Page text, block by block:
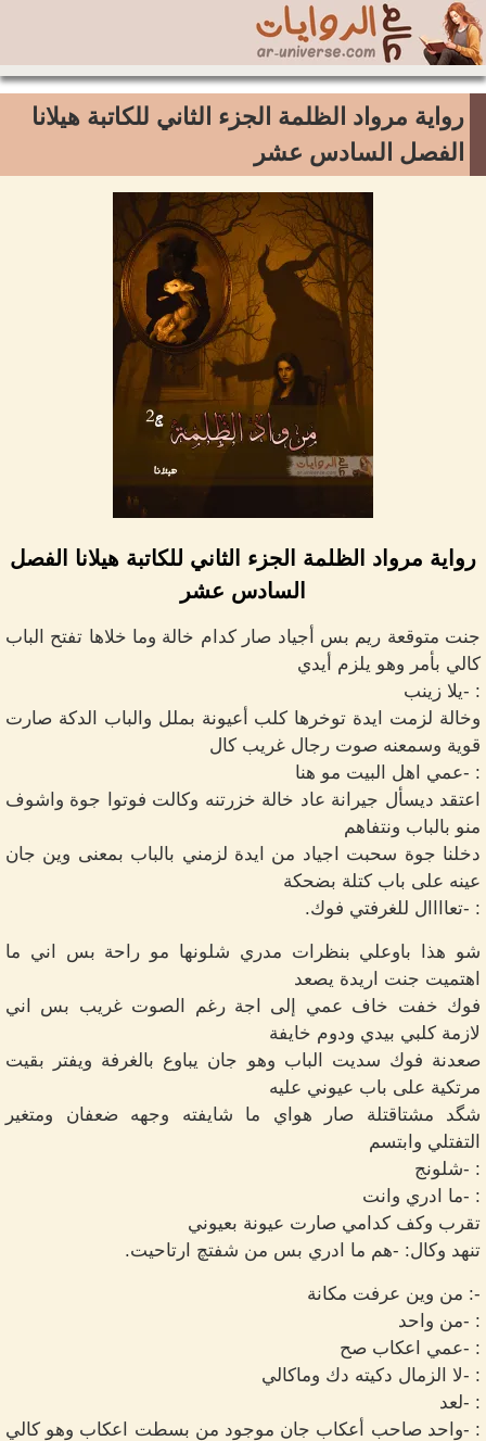
رواية مرواد الظلمة الجزء الثاني للكاتبة هيلانا
الفصل السادس عشر
رواية مرواد الظلمة الجزء الثاني للكاتبة هيلانا الفصل
السادس عشر
جنت متوقعة ريم بس أجياد صار كدام خالة وما خلاها تفتح الباب
كالي بأمر وهو يلزم أيدي
: -يلا زينب
وخالة لزمت ايدة توخرها كلب أعيونة بملل والباب الدكة صارت
قوية وسمعنه صوت رجال غريب كال
: -عمي اهل البيت مو هنا
اعتقد ديسأل جيرانة عاد خالة خزرتنه وكالت فوتوا جوة واشوف
منو بالباب ونتفاهم
دخلنا جوة سحبت اجياد من ايدة لزمني بالباب بمعنى وين جان
عينه على باب كتلة بضحكة
: -تعاااال للغرفتي فوك.
شو هذا باوعلي بنظرات مدري شلونها مو راحة بس اني ما
اهتميت جنت اريدة يصعد
فوك خفت خاف عمي إلى اجة رغم الصوت غريب بس اني
لازمة كلبي بيدي ودوم خايفة
صعدنة فوك سديت الباب وهو جان يباوع بالغرفة ويفتر بقيت
مرتكية على باب عيوني عليه
شگد مشتاقتلة صار هواي ما شايفته وجهه ضعفان ومتغير
التفتلي وابتسم
: -شلونج
: -ما ادري وانت
تقرب وكف كدامي صارت عيونة بعيوني
تنهد وكال: -هم ما ادري بس من شفتچ ارتاحيت.
-: من وين عرفت مكانة
: -من واحد
: -عمي اعكاب صح
: -لا الزمال دكيته دك وماكالي
: -لعد
: -واحد صاحب أعكاب جان موجود من بسطت اعكاب وهو كالي